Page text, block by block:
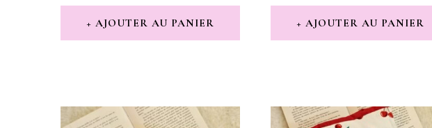
AJOUTER AU PANIER AJOUTER AU PANIER